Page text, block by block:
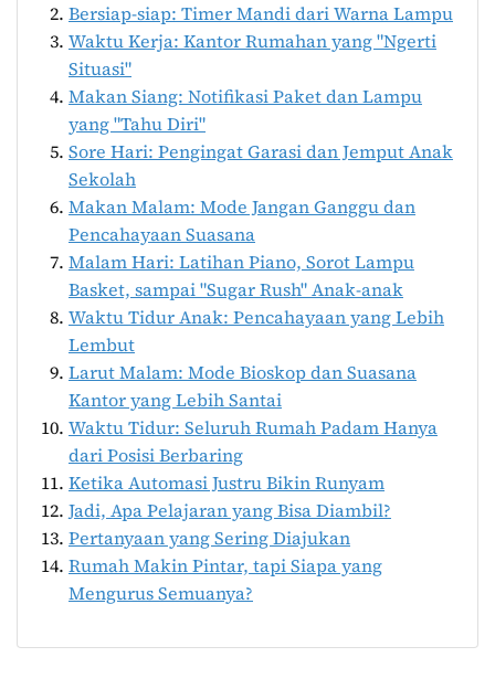
Bersiap-siap: Timer Mandi dari Warna Lampu
Waktu Kerja: Kantor Rumahan yang "Ngerti
Situasi"
Makan Siang: Notifikasi Paket dan Lampu
yang "Tahu Diri"
Sore Hari: Pengingat Garasi dan Jemput Anak
Sekolah
Makan Malam: Mode Jangan Ganggu dan
Pencahayaan Suasana
Malam Hari: Latihan Piano, Sorot Lampu
Basket, sampai "Sugar Rush" Anak-anak
Waktu Tidur Anak: Pencahayaan yang Lebih
Lembut
Larut Malam: Mode Bioskop dan Suasana
Kantor yang Lebih Santai
Waktu Tidur: Seluruh Rumah Padam Hanya
dari Posisi Berbaring
Ketika Automasi Justru Bikin Runyam
Jadi, Apa Pelajaran yang Bisa Diambil?
Pertanyaan yang Sering Diajukan
Rumah Makin Pintar, tapi Siapa yang
Mengurus Semuanya?